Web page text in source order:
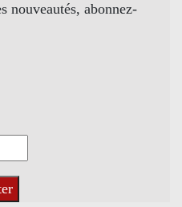
nouveautés, abonnez-